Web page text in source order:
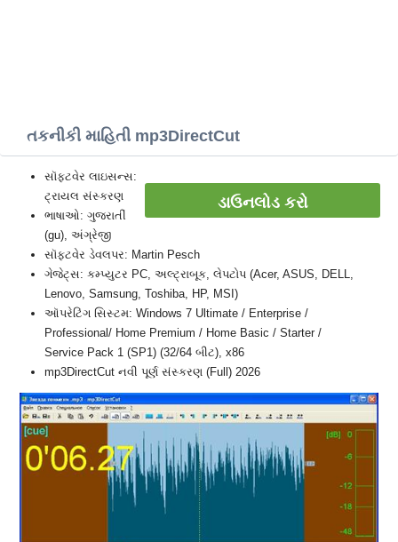
તકનીકી માહિતી mp3DirectCut
ડાઉનલોડ કરો
સૉફ્ટવેર લાઇસન્સ:
ટ્રાયલ સંસ્કરણ
ભાષાઓ: ગુજરાતીં
(gu), અંગ્રેજી
સૉફ્ટવેર ડેવલપર: Martin Pesch
ગેજેટ્સ: કમ્પ્યુટર PC, અલ્ટ્રાબૂક, લેપટોપ (Acer, ASUS, DELL,
Lenovo, Samsung, Toshiba, HP, MSI)
ઑપરેટિંગ સિસ્ટમ: Windows 7 Ultimate / Enterprise /
Professional/ Home Premium / Home Basic / Starter /
Service Pack 1 (SP1) (32/64 બીટ), x86
mp3DirectCut નવી પૂર્ણ સંસ્કરણ (Full) 2026